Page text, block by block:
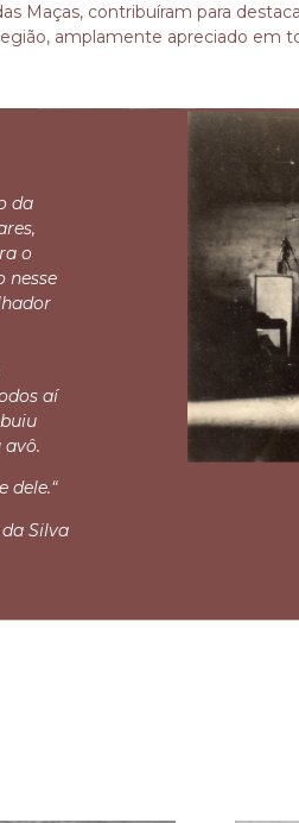
Maças, contribuíram para
amplamente apreciado em
da
o
nesse
aí
dele.“
Silva